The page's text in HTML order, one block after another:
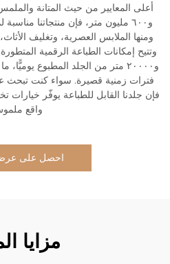
و٦٠٠ مليون متر، فإن منتجاتنا
ومنها الملابس العصرية، وتغليف
و٢٠٠٠٠ متر من الجلد المطبوع
فترات زمنية قصيرة. سواء كنت تبحث
فإن جلدنا القابل للطباعة يوفّر خيارات
واقع
احصل على
مزايا